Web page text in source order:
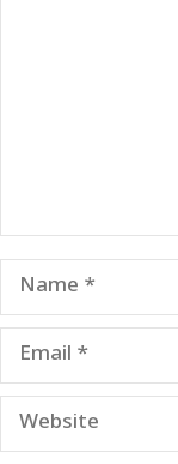
Name
Email
Website